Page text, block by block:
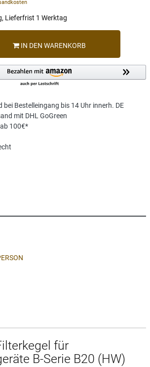
Lieferfrist 1 Werktag
IN DEN WARENKORB
bei Bestelleingang bis 14 Uhr innerh. DE
mit DHL GoGreen
ab 100€*
für
B-Serie B20 (HW)